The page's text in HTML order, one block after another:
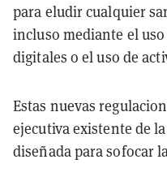
para eludir cualquier
incluso mediante el
digitales o el uso de
Estas nuevas
ejecutiva existente de
diseñada para sofocar